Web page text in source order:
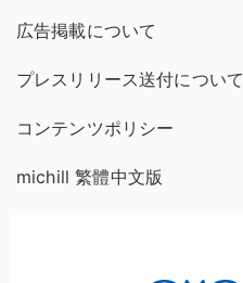
広告掲載について
プレスリリース送付について
コンテンツポリシー
michill 繁體中文版